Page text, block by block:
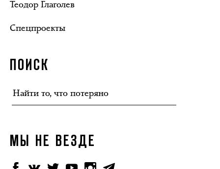
Теодор Глаголев
Спецпроекты
ПОИСК
МЫ НЕ ВЕЗДЕ